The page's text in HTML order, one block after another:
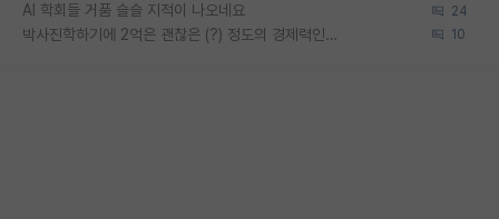
AI 학회들 거품 슬슬 지적이 나오네요 24
박사진학하기에 2억은 괜찮은 (?) 정도의 경제력인가요 10